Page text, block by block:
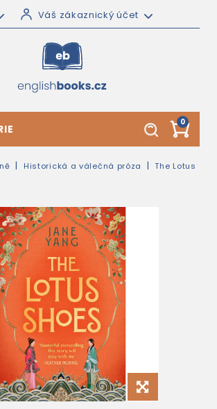
Váš zákaznický účet
0
Historická a válečná próza
The Lotus